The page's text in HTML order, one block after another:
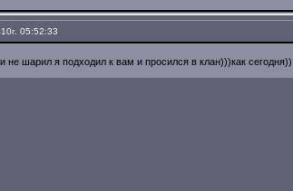
05:52:33
не шарил я подходил к вам и просился в клан)))как сегодня))